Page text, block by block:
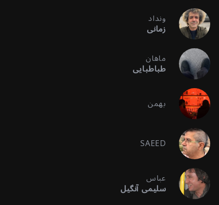
ونداد
زمانی
ماهان
طباطبایی
بهمن
SAEED
عباس
سلیمی آنگیل